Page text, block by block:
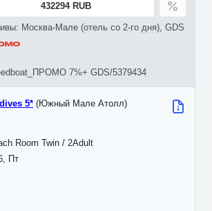
432294 RUB
Москва-Мале (отель со 2-го дня), GDS
7%+ GDS/5379434
Пт
5* (Южный Мале Атолл)
Room Twin / 2Adult